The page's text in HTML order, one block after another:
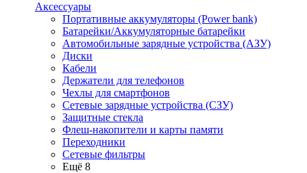
Аксессуары
Портативные аккумуляторы (Power bank)
Батарейки/Аккумуляторные батарейки
Автомобильные зарядные устройства (АЗУ)
Диски
Кабели
Держатели для телефонов
Чехлы для смартфонов
Сетевые зарядные устройства (СЗУ)
Защитные стекла
Флеш-накопители и карты памяти
Переходники
Сетевые фильтры
Ещё 8